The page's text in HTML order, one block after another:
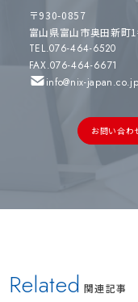
〒930-0857
富山県富山市奥田新町
TEL.076-464-6520
FAX.076-464-6671
info@nix-japan.co.jp
お問い合わ
Related 関連記事